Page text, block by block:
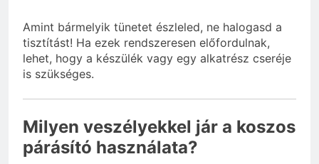
Amint bármelyik tünetet észleled, ne halogasd a
tisztítást! Ha ezek rendszeresen előfordulnak,
lehet, hogy a készülék vagy egy alkatrész cseréje
is szükséges.
Milyen veszélyekkel jár a koszos
párásító használata?